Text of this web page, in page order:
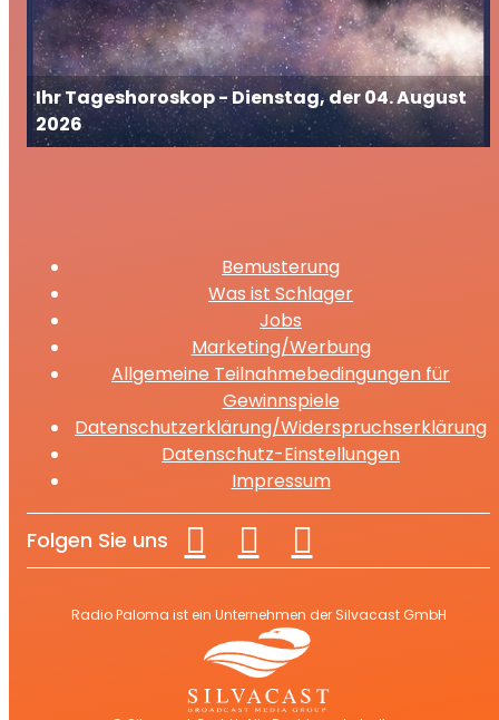
Ihr Tageshoroskop - Dienstag, der 04. August
2026
Bemusterung
Was ist Schlager
Jobs
Marketing/Werbung
Allgemeine Teilnahmebedingungen für
Gewinnspiele
Datenschutzerklärung/Widerspruchserklärung
Datenschutz-Einstellungen
Impressum
Folgen Sie uns
Radio Paloma ist ein Unternehmen der Silvacast GmbH